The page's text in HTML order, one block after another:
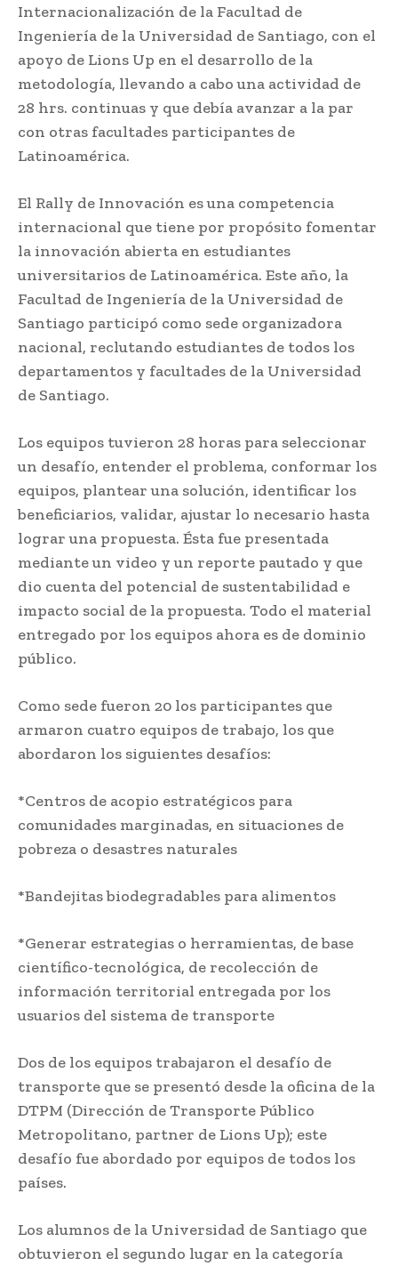
Internacionalización de la Facultad de
Ingeniería de la Universidad de Santiago, con el
apoyo de Lions Up en el desarrollo de la
metodología, llevando a cabo una actividad de
28 hrs. continuas y que debía avanzar a la par
con otras facultades participantes de
Latinoamérica.
El Rally de Innovación es una competencia
internacional que tiene por propósito fomentar
la innovación abierta en estudiantes
universitarios de Latinoamérica. Este año, la
Facultad de Ingeniería de la Universidad de
Santiago participó como sede organizadora
nacional, reclutando estudiantes de todos los
departamentos y facultades de la Universidad
de Santiago.
Los equipos tuvieron 28 horas para seleccionar
un desafío, entender el problema, conformar los
equipos, plantear una solución, identificar los
beneficiarios, validar, ajustar lo necesario hasta
lograr una propuesta. Ésta fue presentada
mediante un video y un reporte pautado y que
dio cuenta del potencial de sustentabilidad e
impacto social de la propuesta. Todo el material
entregado por los equipos ahora es de dominio
público.
Como sede fueron 20 los participantes que
armaron cuatro equipos de trabajo, los que
abordaron los siguientes desafíos:
*Centros de acopio estratégicos para
comunidades marginadas, en situaciones de
pobreza o desastres naturales
*Bandejitas biodegradables para alimentos
*Generar estrategias o herramientas, de base
científico-tecnológica, de recolección de
información territorial entregada por los
usuarios del sistema de transporte
Dos de los equipos trabajaron el desafío de
transporte que se presentó desde la oficina de la
DTPM (Dirección de Transporte Público
Metropolitano, partner de Lions Up); este
desafío fue abordado por equipos de todos los
países.
Los alumnos de la Universidad de Santiago que
obtuvieron el segundo lugar en la categoría